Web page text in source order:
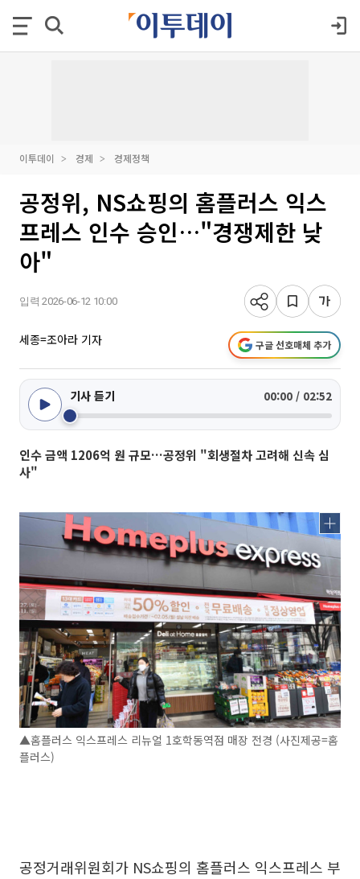
이투데이 경제 경제정책
공정위, NS쇼핑의 홈플러스 익스
프레스 인수 승인…"경쟁제한 낮
아"
입력 2026-06-12 10:00
세종=조아라 기자 구글 선호매체 추가
기사 듣기 00:00 / 02:52
인수 금액 1206억 원 규모…공정위 "회생절차 고려해 신속 심
사"
▲홈플러스 익스프레스 리뉴얼 1호학동역점 매장 전경 (사진제공=홈
플러스)
공정거래위원회가 NS쇼핑의 홈플러스 익스프레스 부